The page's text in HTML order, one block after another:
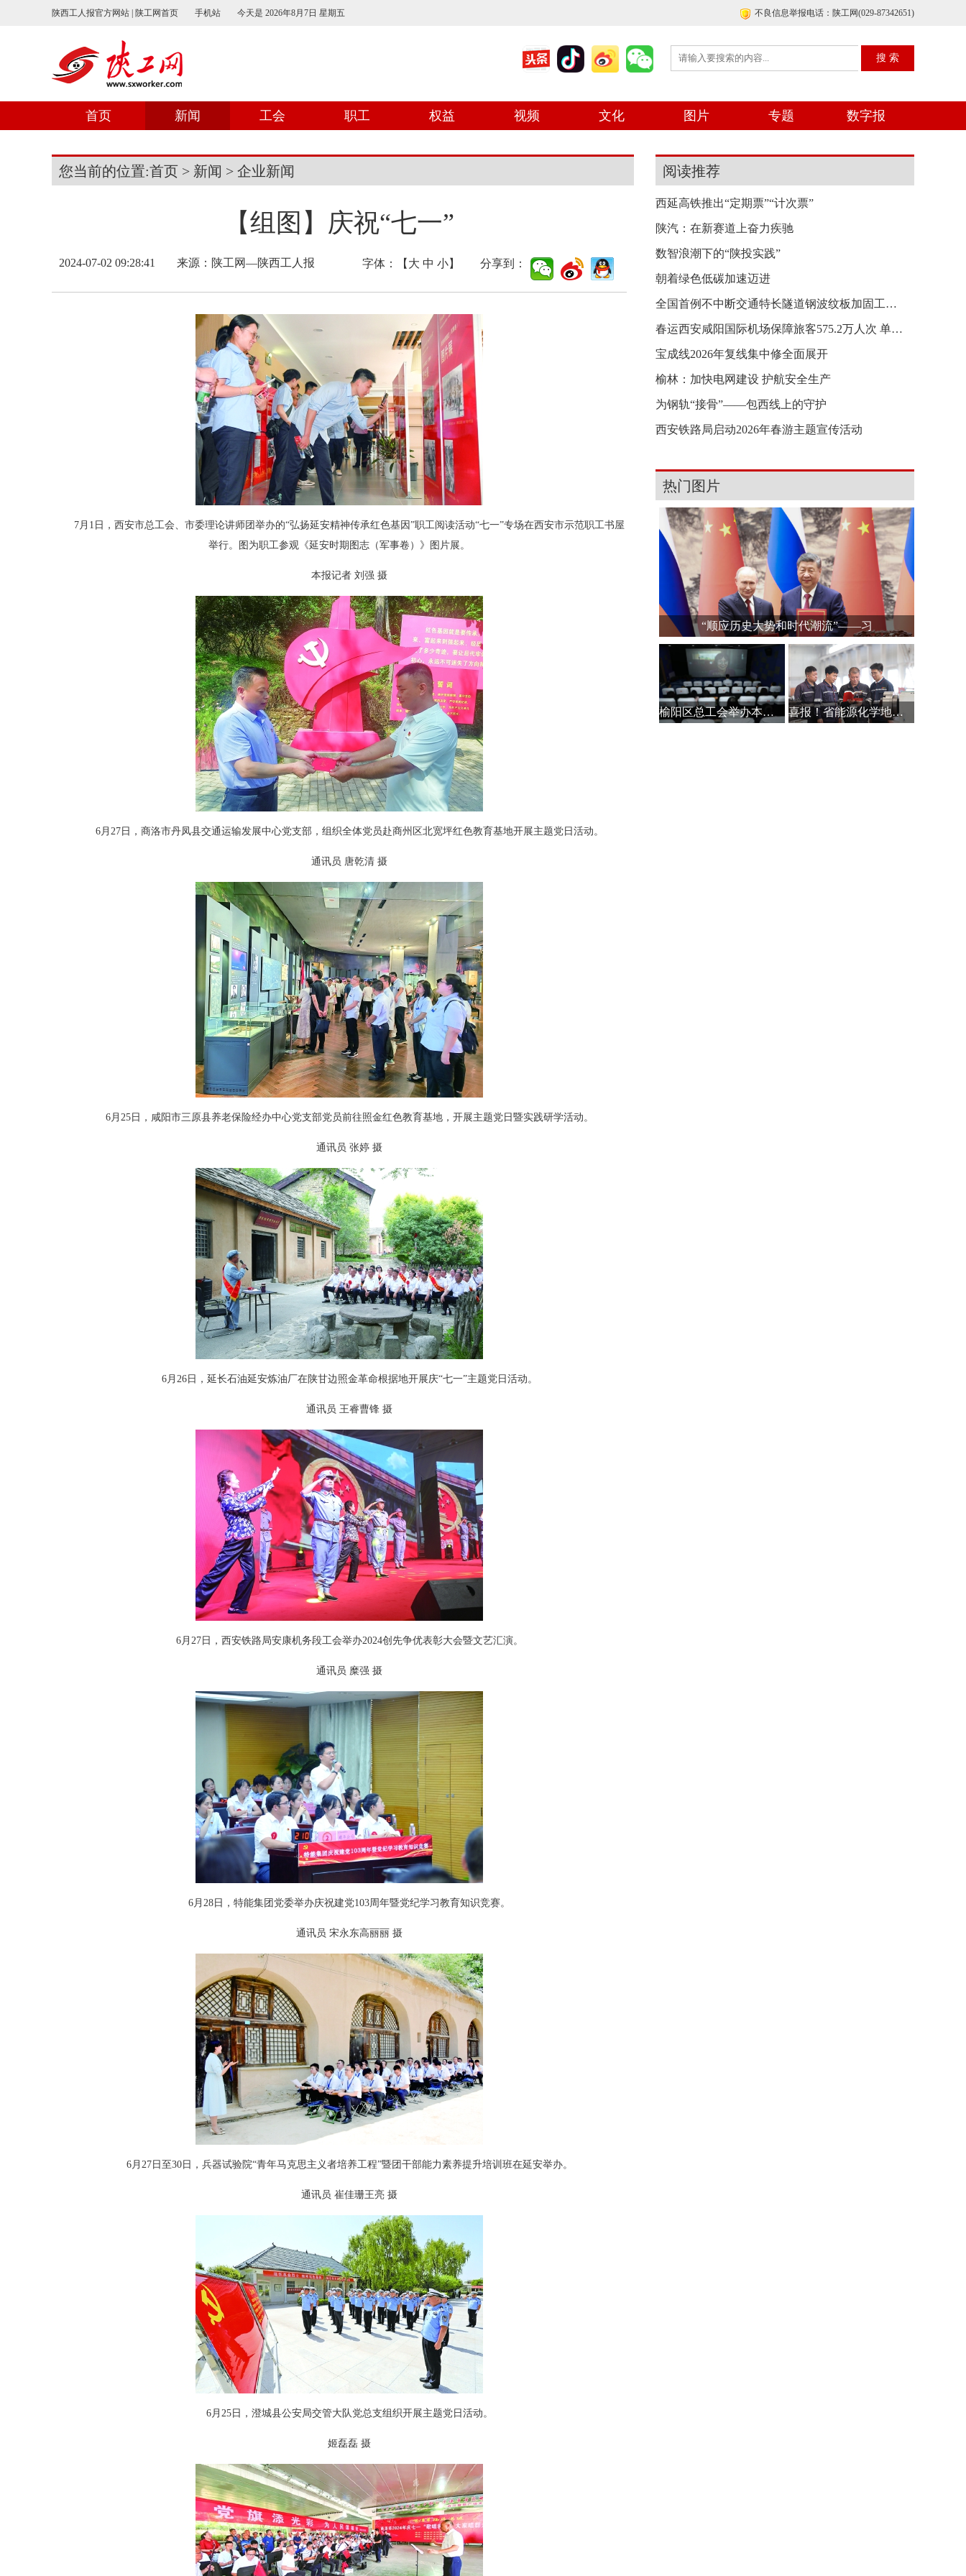
陕西工人报官方网站 | 陕工网首页 手机站 今天是 2026年8月7日 星期五 不良信息举报电话：陕工网(029-87342651)
首页 新闻 工会 职工 权益 视频 文化 图片 专题 数字报
您当前的位置:首页 > 新闻 > 企业新闻
【组图】庆祝“七一”
2024-07-02 09:28:41 来源： 陕工网—陕西工人报 字体：【 大 中 小】 分享到：
7月1日，西安市总工会、市委理论讲师团举办的“弘扬延安精神传承红色基因”职工阅读活动“七一”专场在西安市示范职工书屋
举行。图为职工参观《延安时期图志（军事卷）》图片展。
本报记者 刘强 摄
6月27日，商洛市丹凤县交通运输发展中心党支部，组织全体党员赴商州区北宽坪红色教育基地开展主题党日活动。
通讯员 唐乾清 摄
6月25日，咸阳市三原县养老保险经办中心党支部党员前往照金红色教育基地，开展主题党日暨实践研学活动。
通讯员 张婷 摄
6月26日，延长石油延安炼油厂在陕甘边照金革命根据地开展庆“七一”主题党日活动。
通讯员 王睿曹锋 摄
6月27日，西安铁路局安康机务段工会举办2024创先争优表彰大会暨文艺汇演。
通讯员 糜强 摄
6月28日，特能集团党委举办庆祝建党103周年暨党纪学习教育知识竞赛。
通讯员 宋永东高丽丽 摄
6月27日至30日，兵器试验院“青年马克思主义者培养工程”暨团干部能力素养提升培训班在延安举办。
通讯员 崔佳珊王亮 摄
6月25日，澄城县公安局交管大队党总支组织开展主题党日活动。
姬磊磊 摄
阅读推荐
西延高铁推出“定期票”“计次票”
陕汽：在新赛道上奋力疾驰
数智浪潮下的“陕投实践”
朝着绿色低碳加速迈进
全国首例不中断交通特长隧道钢波纹板加固工程顺利
春运西安咸阳国际机场保障旅客575.2万人次 单日最
宝成线2026年复线集中修全面展开
榆林：加快电网建设 护航安全生产
为钢轨“接骨”——包西线上的守护
西安铁路局启动2026年春游主题宣传活动
热门图片
“顺应历史大势和时代潮流”——习
榆阳区总工会举办本土作家白保林创 喜报！省能源化学地质工会系统主题